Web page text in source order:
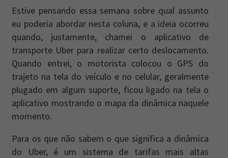
NewsletterCaos Planejado.
Inscreva-se na newsletter do Caos Planejado e
Estive pensando essa semana sobre qual assunto
eu poderia abordar nesta coluna, e a ideia ocorreu
quando, justamente, chamei o aplicativo de
transporte Uber para realizar certo deslocamento.
Quando entrei, o motorista colocou o GPS do
trajeto na tela do veículo e no celular, geralmente
plugado em algum suporte, ficou ligado na tela o
aplicativo mostrando o mapa da dinâmica naquele
momento.
Para os que não sabem o que significa a dinâmica
do Uber, é um sistema de tarifas mais altas